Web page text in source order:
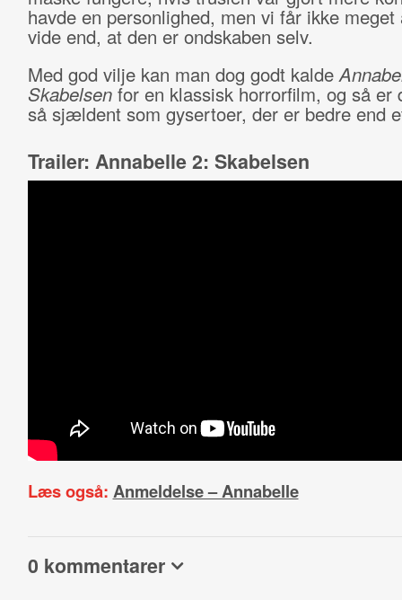
havde en personlighed, men vi får ikke meget
vide end, at den er ondskaben selv.
Med god vilje kan man dog godt kalde
Skabelsenfor en klassisk horrorfilm, og så er
så sjældent som gysertoer, der er bedre end
Trailer: Annabelle 2: Skabelsen
Læs også: Anmeldelse – Annabelle
0 kommentarer